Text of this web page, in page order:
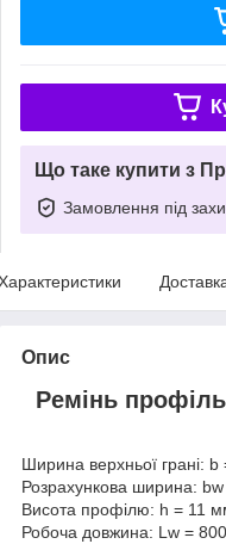
Що таке купити з
Замовлення під
Опис
Ремінь
Ширина верхньої грані:
Розрахункова ширина:
Висота профілю: h = 11
Робоча довжина: Lw =